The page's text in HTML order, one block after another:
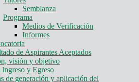
Semblanza
Programa
Medios de Verificación
Informes
de Aspirantes Aceptados
visión y objetivo
y Egreso
de generación y aplicación del